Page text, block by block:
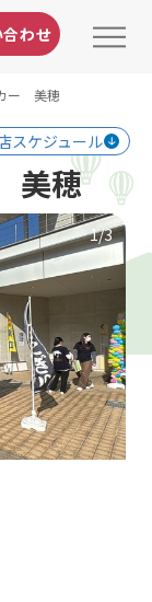
わせ
ー 美穂
スケジュール
美穂
1/3